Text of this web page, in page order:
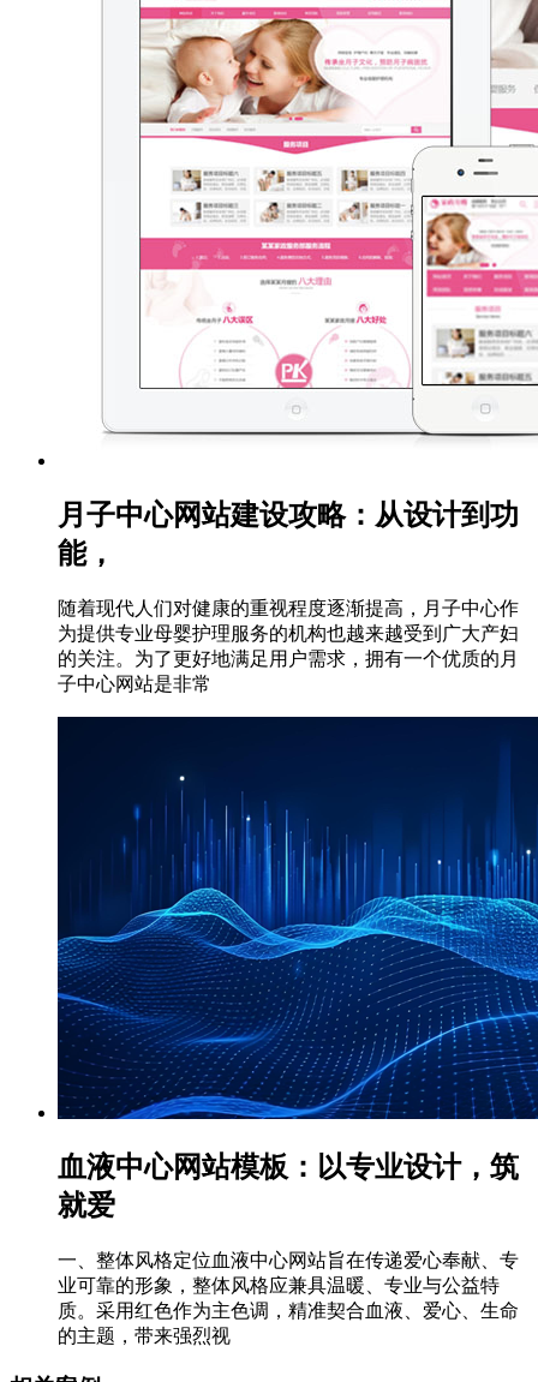
月子中心网站建设攻略：从设计到功
能，
随着现代人们对健康的重视程度逐渐提高，月子中心作
为提供专业母婴护理服务的机构也越来越受到广大产妇
的关注。为了更好地满足用户需求，拥有一个优质的月
子中心网站是非常
血液中心网站模板：以专业设计，筑
就爱
一、整体风格定位血液中心网站旨在传递爱心奉献、专
业可靠的形象，整体风格应兼具温暖、专业与公益特
质。采用红色作为主色调，精准契合血液、爱心、生命
的主题，带来强烈视